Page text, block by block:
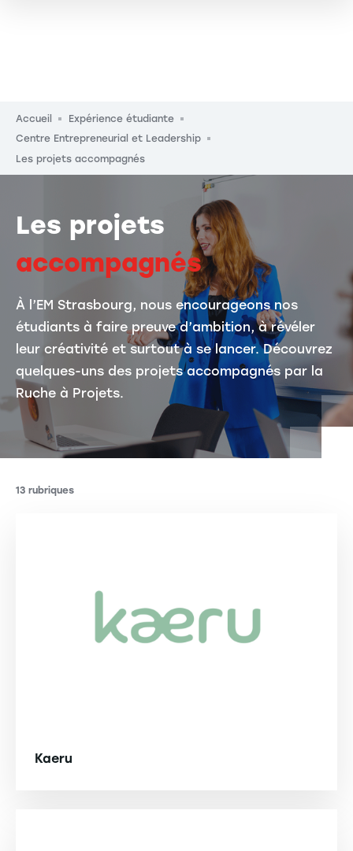
Fil d'Ariane
Accueil
Expérience étudiante
Centre Entrepreneurial et Leadership
Les projets accompagnés
Les projets
accompagnés
À l’EM Strasbourg, nous encourageons nos
étudiants à faire preuve d’ambition, à révéler
leur créativité et surtout à se lancer. Découvrez
quelques-uns des projets accompagnés par la
Ruche à Projets.
13 rubriques
Kaeru